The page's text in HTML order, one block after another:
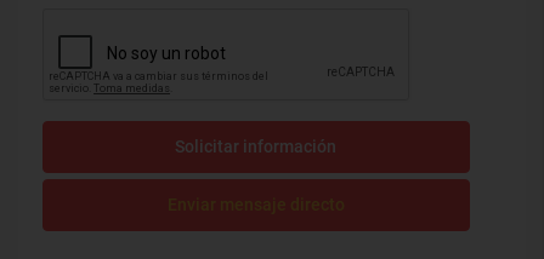
Solicitar información